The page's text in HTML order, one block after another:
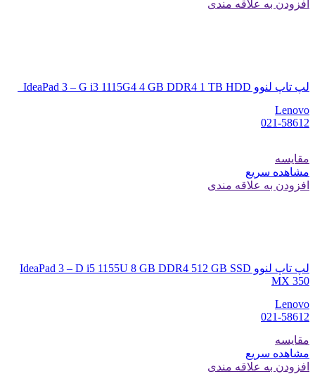
افزودن به علاقه مندی
لپ تاپ لنوو IdeaPad 3 – G i3 1115G4 4 GB DDR4 1 TB HDD
Lenovo
021-58612
مقایسه
مشاهده سریع
افزودن به علاقه مندی
لپ تاپ لنوو IdeaPad 3 – D i5 1155U 8 GB DDR4 512 GB SSD
MX 350
Lenovo
021-58612
مقایسه
مشاهده سریع
افزودن به علاقه مندی